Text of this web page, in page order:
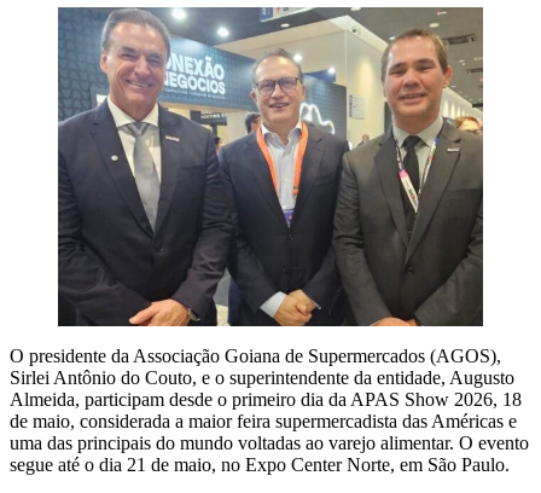
O presidente da Associação Goiana de Supermercados (AGOS),
Sirlei Antônio do Couto, e o superintendente da entidade, Augusto
Almeida, participam desde o primeiro dia da APAS Show 2026, 18
de maio, considerada a maior feira supermercadista das Américas e
uma das principais do mundo voltadas ao varejo alimentar. O evento
segue até o dia 21 de maio, no Expo Center Norte, em São Paulo.